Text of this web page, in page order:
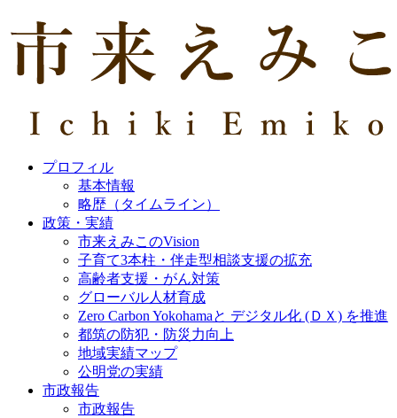
プロフィル
基本情報
略歴（タイムライン）
政策・実績
市来えみこのVision
子育て3本柱・伴走型相談支援の拡充
高齢者支援・がん対策
グローバル人材育成
Zero Carbon Yokohamaと デジタル化 (ＤＸ) を推進
都筑の防犯・防災力向上
地域実績マップ
公明党の実績
市政報告
市政報告